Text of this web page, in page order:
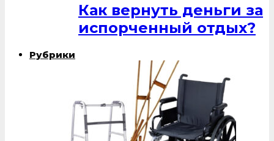
Как вернуть деньги за
испорченный отдых?
Рубрики